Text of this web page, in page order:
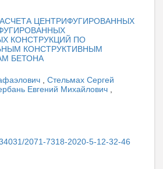
ЦЕНТРИФУГИРОВАННЫХ
КОНСТРУКЦИЙ ПО
КОНСТРУКТИВНЫМ
БЕТОНА
, Стельмах Сергей
Евгений Михайлович ,
2071-7318-2020-5-12-32-46